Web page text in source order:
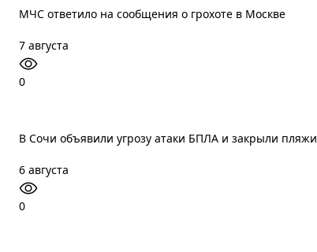
МЧС ответило на сообщения о грохоте в Москве
7 августа
0
В Сочи объявили угрозу атаки БПЛА и закрыли пляжи
6 августа
0